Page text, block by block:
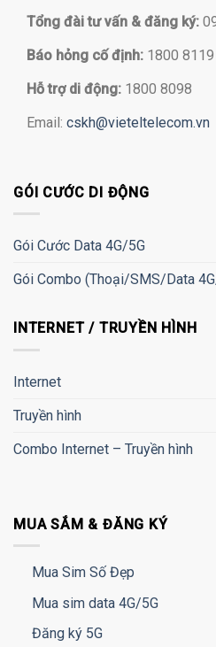
Tổng đài tư vấn & đăng ký:
Báo hỏng cố định: 1800 8119
Hỗ trợ di động: 1800 8098
Email: cskh@vieteltelecom.vn
GÓI CƯỚC DI ĐỘNG
Gói Cước Data 4G/5G
Gói Combo (Thoại/SMS/Data
INTERNET / TRUYỀN HÌNH
Internet
Truyền hình
Combo Internet – Truyền hình
MUA SẮM & ĐĂNG KÝ
Mua Sim Số Đẹp
Mua sim data 4G/5G
Đăng ký 5G